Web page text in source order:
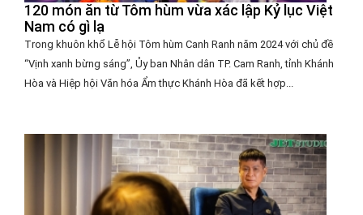
120 món ăn từ Tôm hùm vừa xác lập Kỷ lục Việt
Nam có gì lạ
Trong khuôn khổ Lễ hội Tôm hùm Canh Ranh năm 2024 với chủ đề
“Vịnh xanh bừng sáng”, Ủy ban Nhân dân TP. Cam Ranh, tỉnh Khánh
Hòa và Hiệp hội Văn hóa Ẩm thực Khánh Hòa đã kết hợp...